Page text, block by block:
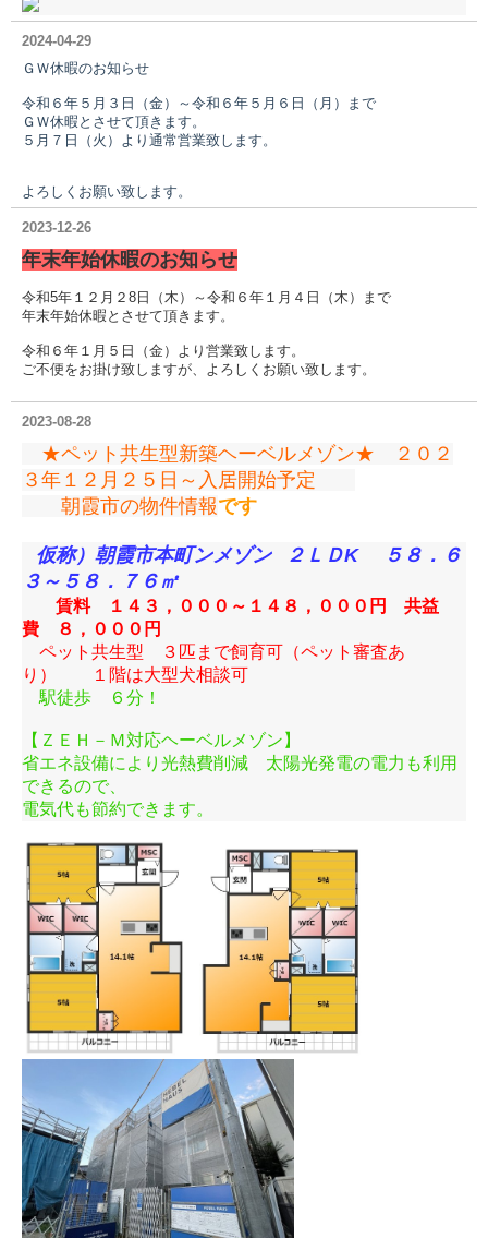
2024-04-29
ＧＷ休暇のお知らせ
令和６年５月３日（金）～令和６年５月６日（月）まで
ＧＷ休暇とさせて頂きます。
５月７日（火）より通常営業致します。
よろしくお願い致します。
2023-12-26
年末年始休暇のお知らせ
令和5年１２月２8日（木）～令和６年１月４日（木）まで
年末年始休暇とさせて頂きます。
令和６年１月５日（金）より営業致します。
ご不便をお掛け致しますが、よろしくお願い致します。
2023-08-28
★ペット共生型新築ヘーベルメゾン★ ２０２
３年１２月２５日～入居開始予定
朝霞市の物件情報です
仮称）朝霞市本町ンメゾン
２ＬＤK ５８．６
３～５８．７６㎡
賃料 １４３，０００～１４８，０００円 共益
費 ８，０００円
ペット共生型 ３匹まで飼育可（ペット審査あ
り） １階は大型犬相談可
駅徒歩 ６分！
【ＺＥＨ－Ｍ対応ヘーベルメゾン】
省エネ設備により光熱費削減 太陽光発電の電力も利用
できるので、
電気代も節約できます。